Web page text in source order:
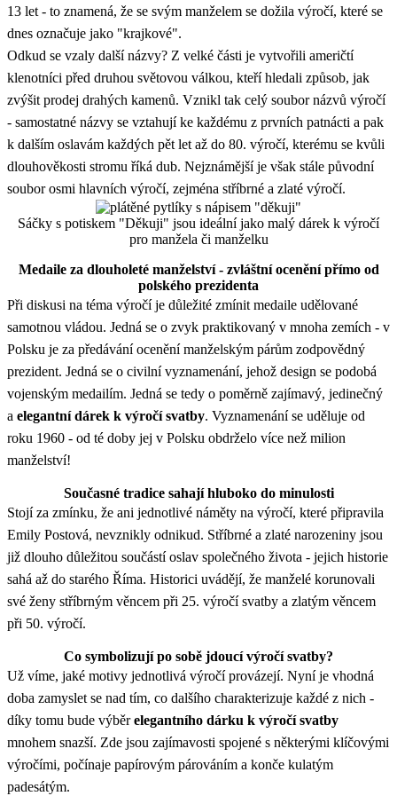
13 let - to znamená, že se svým manželem se dožila výročí, které se
dnes označuje jako "krajkové".
Odkud se vzaly další názvy? Z velké části je vytvořili američtí
klenotníci před druhou světovou válkou, kteří hledali způsob, jak
zvýšit prodej drahých kamenů. Vznikl tak celý soubor názvů výročí
- samostatné názvy se vztahují ke každému z prvních patnácti a pak
k dalším oslavám každých pět let až do 80. výročí, kterému se kvůli
dlouhověkosti stromu říká dub. Nejznámější je však stále původní
soubor osmi hlavních výročí, zejména stříbrné a zlaté výročí.
Sáčky s potiskem "Děkuji" jsou ideální jako malý dárek k výročí
pro manžela či manželku
Medaile za dlouholeté manželství - zvláštní ocenění přímo od
polského prezidenta
Při diskusi na téma výročí je důležité zmínit medaile udělované
samotnou vládou. Jedná se o zvyk praktikovaný v mnoha zemích - v
Polsku je za předávání ocenění manželským párům zodpovědný
prezident. Jedná se o civilní vyznamenání, jehož design se podobá
vojenským medailím. Jedná se tedy o poměrně zajímavý, jedinečný
a elegantní dárek k výročí svatby. Vyznamenání se uděluje od
roku 1960 - od té doby jej v Polsku obdrželo více než milion
manželství!
Současné tradice sahají hluboko do minulosti
Stojí za zmínku, že ani jednotlivé náměty na výročí, které připravila
Emily Postová, nevznikly odnikud. Stříbrné a zlaté narozeniny jsou
již dlouho důležitou součástí oslav společného života - jejich historie
sahá až do starého Říma. Historici uvádějí, že manželé korunovali
své ženy stříbrným věncem při 25. výročí svatby a zlatým věncem
při 50. výročí.
Co symbolizují po sobě jdoucí výročí svatby?
Už víme, jaké motivy jednotlivá výročí provázejí. Nyní je vhodná
doba zamyslet se nad tím, co dalšího charakterizuje každé z nich -
díky tomu bude výběrelegantního dárku k výročí svatby
mnohem snazší. Zde jsou zajímavosti spojené s některými klíčovými
výročími, počínaje papírovým párováním a konče kulatým
padesátým.